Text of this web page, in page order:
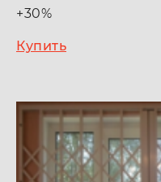
+30%
Купить